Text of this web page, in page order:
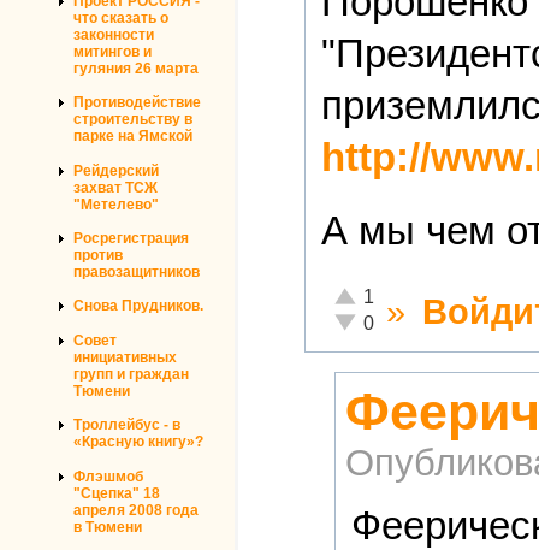
что сказать о
законности
митингов и
гуляния 26 марта
Противодействие
строительству в
парке на Ямской
Рейдерский
захват ТСЖ
"Метелево"
Росрегистрация
против
правозащитников
Снова Прудников.
Совет
инициативных
групп и граждан
Тюмени
Троллейбус - в
«Красную книгу»?
Флэшмоб
"Сцепка" 18
апреля 2008 года
в Тюмени
http://
А мы чем
Отлично!
1
Неадекватно!
0 »